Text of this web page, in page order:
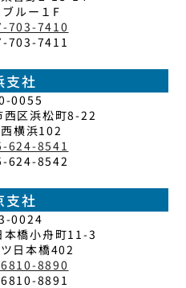
ルー１F
703-7410
703-7411
支社
0055
西区浜松町8-22
横浜102
624-8541
624-8542
支社
0024
本橋小舟町11-3
日本橋402
8890
8891